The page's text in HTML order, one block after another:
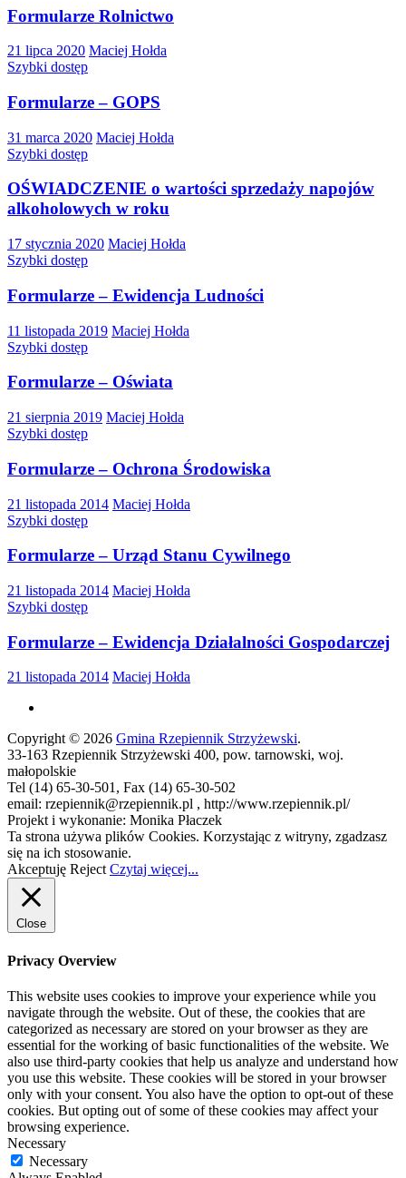
Formularze Rolnictwo
21 lipca 2020 Maciej Hołda
Szybki dostęp
Formularze – GOPS
31 marca 2020 Maciej Hołda
Szybki dostęp
OŚWIADCZENIE o wartości sprzedaży napojów
alkoholowych w roku
17 stycznia 2020 Maciej Hołda
Szybki dostęp
Formularze – Ewidencja Ludności
11 listopada 2019 Maciej Hołda
Szybki dostęp
Formularze – Oświata
21 sierpnia 2019 Maciej Hołda
Szybki dostęp
Formularze – Ochrona Środowiska
21 listopada 2014 Maciej Hołda
Szybki dostęp
Formularze – Urząd Stanu Cywilnego
21 listopada 2014 Maciej Hołda
Szybki dostęp
Formularze – Ewidencja Działalności Gospodarczej
21 listopada 2014 Maciej Hołda
Copyright © 2026 Gmina Rzepiennik Strzyżewski.
33-163 Rzepiennik Strzyżewski 400, pow. tarnowski, woj.
małopolskie
Tel (14) 65-30-501, Fax (14) 65-30-502
email: rzepiennik@rzepiennik.pl , http://www.rzepiennik.pl/
Projekt i wykonanie: Monika Płaczek
Ta strona używa plików Cookies. Korzystając z witryny, zgadzasz
się na ich stosowanie.
Akceptuję Reject Czytaj więcej...
Close
Privacy Overview
This website uses cookies to improve your experience while you
navigate through the website. Out of these, the cookies that are
categorized as necessary are stored on your browser as they are
essential for the working of basic functionalities of the website. We
also use third-party cookies that help us analyze and understand how
you use this website. These cookies will be stored in your browser
only with your consent. You also have the option to opt-out of these
cookies. But opting out of some of these cookies may affect your
browsing experience.
Necessary
Necessary